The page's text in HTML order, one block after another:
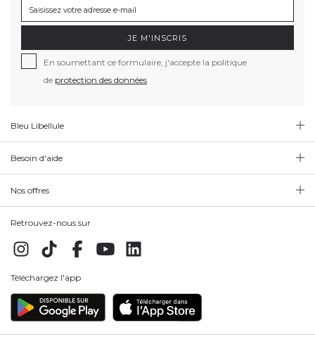
JE M'INSCRIS
En soumettant ce formulaire, j'accepte la politique
de protection des données
Bleu Libellule
Besoin d'aide
Nos offres
Retrouvez-nous sur
Téléchargez l'app